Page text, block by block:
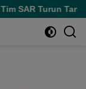
Tangan